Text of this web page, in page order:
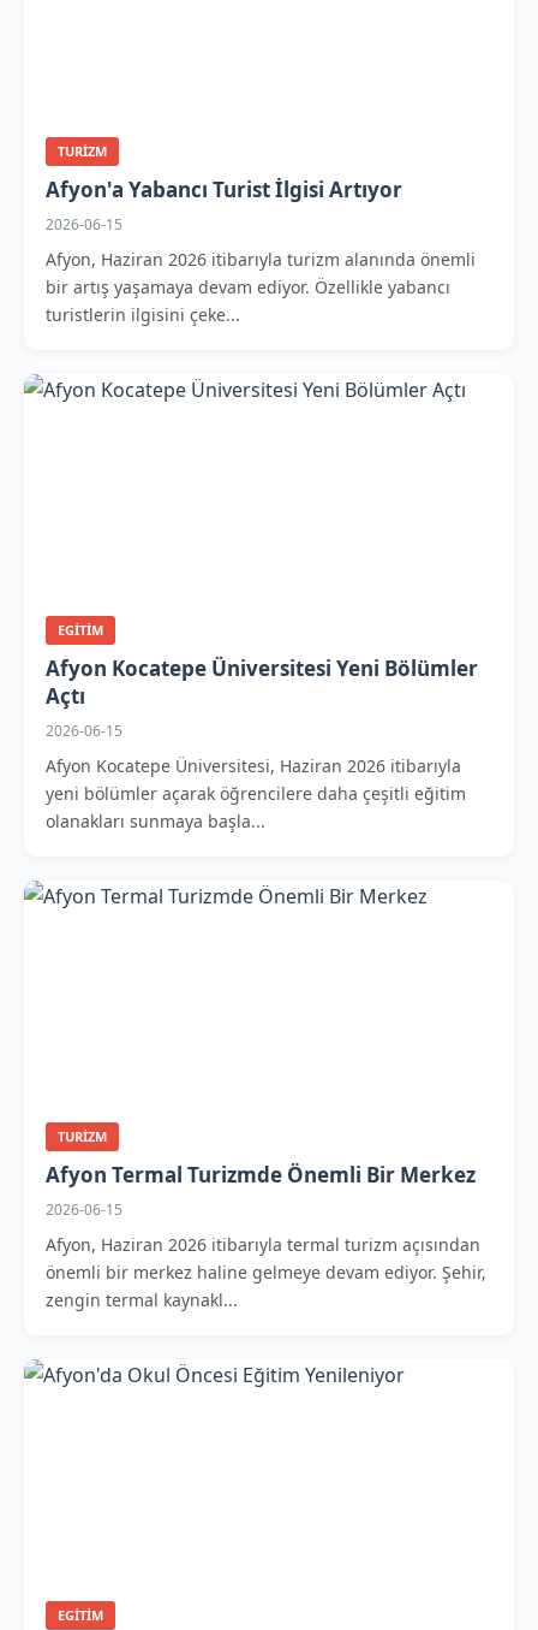
TURIZM
Afyon'a Yabancı Turist İlgisi Artıyor
2026-06-15
Afyon, Haziran 2026 itibarıyla turizm alanında önemli
bir artış yaşamaya devam ediyor. Özellikle yabancı
turistlerin ilgisini çeke...
EGITIM
Afyon Kocatepe Üniversitesi Yeni Bölümler
Açtı
2026-06-15
Afyon Kocatepe Üniversitesi, Haziran 2026 itibarıyla
yeni bölümler açarak öğrencilere daha çeşitli eğitim
olanakları sunmaya başla...
TURIZM
Afyon Termal Turizmde Önemli Bir Merkez
2026-06-15
Afyon, Haziran 2026 itibarıyla termal turizm açısından
önemli bir merkez haline gelmeye devam ediyor. Şehir,
zengin termal kaynakl...
EGITIM